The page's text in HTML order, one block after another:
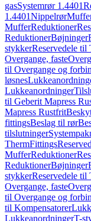
gasSystemrør 1.4401
1.4401Nippelrør
MufferReduktioner
ReduktionerBøjninger
stykkerReservedele til
Overgange, faste
til Overgange og
løsnes
Lukkeanordninger
til Geberit Mapress
Mapress Rustfrit
fittingsBeslag til rør
tilslutninger
ThermFittings
MufferReduktioner
ReduktionerBøjninger
stykkerReservedele til
Overgange, faste
til Overgange og
til Kompensatorer
LukkeanordningerT-